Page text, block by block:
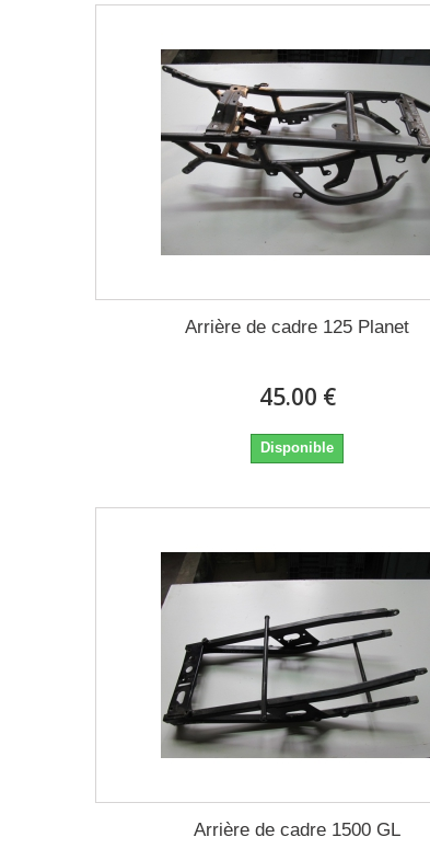
Arrière de cadre 125 Planet
45.00 €
Disponible
Arrière de cadre 1500 GL